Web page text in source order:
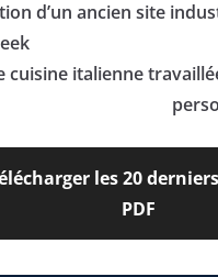
d’un ancien site
cuisine italienne
les 20
PDF